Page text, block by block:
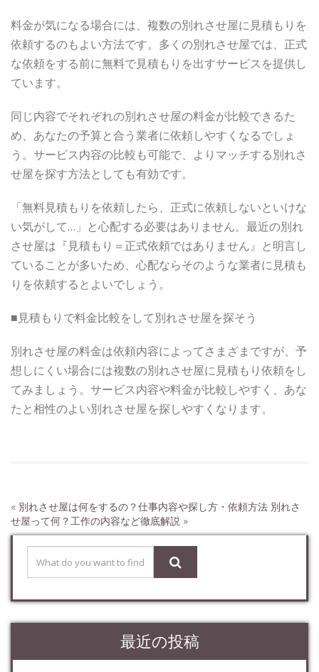
料金が気になる場合には、複数の別れさせ屋に見積もりを
依頼するのもよい方法です。多くの別れさせ屋では、正式
な依頼をする前に無料で見積もりを出すサービスを提供し
ています。
同じ内容でそれぞれの別れさせ屋の料金が比較できるた
め、あなたの予算と合う業者に依頼しやすくなるでしょ
う。サービス内容の比較も可能で、よりマッチする別れさ
せ屋を探す方法としても有効です。
「無料見積もりを依頼したら、正式に依頼しないといけな
い気がして…」と心配する必要はありません。最近の別れ
させ屋は『見積もり＝正式依頼ではありません』と明言し
ていることが多いため、心配ならそのような業者に見積も
りを依頼するとよいでしょう。
■見積もりで料金比較をして別れさせ屋を探そう
別れさせ屋の料金は依頼内容によってさまざまですが、予
想しにくい場合には複数の別れさせ屋に見積もり依頼をし
てみましょう。サービス内容や料金が比較しやすく、あな
たと相性のよい別れさせ屋を探しやすくなります。
« 別れさせ屋は何をするの？仕事内容や探し方・依頼方法 別れさ
せ屋って何？工作の内容など徹底解説 »
最近の投稿